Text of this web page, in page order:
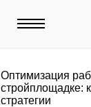
Оптимизация
стройплощадке:
стратегии